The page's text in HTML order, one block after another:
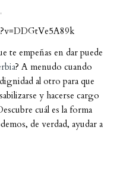
te empeñas en dar puede
? A menudo cuando
al otro para que
y hacerse cargo
cuál es la forma
de verdad, ayudar a